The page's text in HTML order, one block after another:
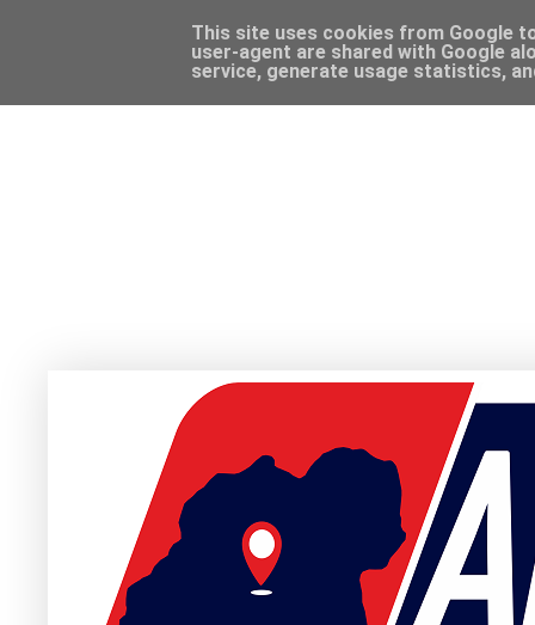
This site uses cookies from Google
user-agent are shared with Google
service, generate usage statistics,